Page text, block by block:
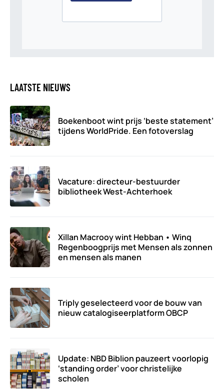
LAATSTE NIEUWS
Boekenboot wint prijs ‘beste statement’
tijdens WorldPride. Een fotoverslag
Vacature: directeur-bestuurder
bibliotheek West-Achterhoek
Xillan Macrooy wint Hebban • Winq
Regenboogprijs met Mensen als zonnen
en mensen als manen
Triply geselecteerd voor de bouw van
nieuw catalogiseerplatform OBCP
Update: NBD Biblion pauzeert voorlopig
‘standing order’ voor christelijke
scholen